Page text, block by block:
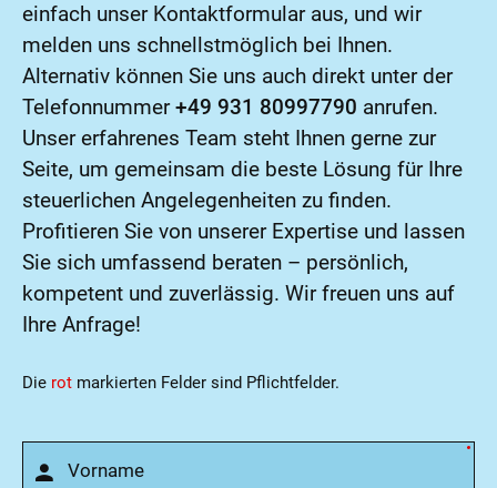
einfach unser Kontaktformular aus, und wir
melden uns schnellstmöglich bei Ihnen.
Alternativ können Sie uns auch direkt unter der
Telefonnummer+49 931 80997790 anrufen.
Unser erfahrenes Team steht Ihnen gerne zur
Seite, um gemeinsam die beste Lösung für Ihre
steuerlichen Angelegenheiten zu finden.
Profitieren Sie von unserer Expertise und lassen
Sie sich umfassend beraten – persönlich,
kompetent und zuverlässig. Wir freuen uns auf
Ihre Anfrage!
Die rot markierten Felder sind Pflichtfelder.